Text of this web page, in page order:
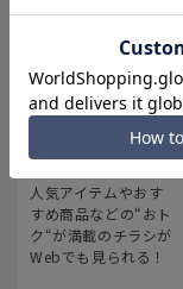
最新のお買い得情報
人気アイテムやおす
すめ商品などの“おト
ク“が満載のチラシが
Webでも見られる！